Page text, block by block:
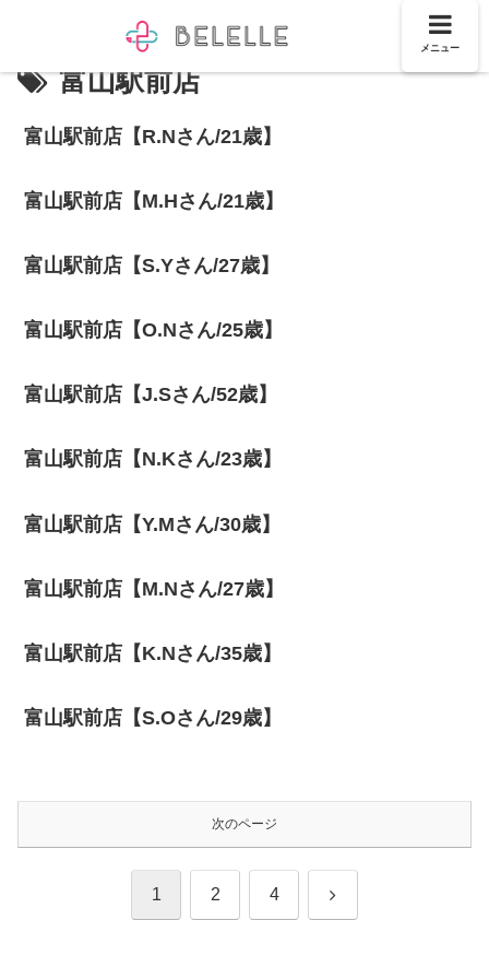
富山駅前店
富山駅前店【R.Nさん/21歳】
富山駅前店【M.Hさん/21歳】
富山駅前店【S.Yさん/27歳】
富山駅前店【O.Nさん/25歳】
富山駅前店【J.Sさん/52歳】
富山駅前店【N.Kさん/23歳】
富山駅前店【Y.Mさん/30歳】
富山駅前店【M.Nさん/27歳】
富山駅前店【K.Nさん/35歳】
富山駅前店【S.Oさん/29歳】
次のページ
1 2 4 次
メニュー